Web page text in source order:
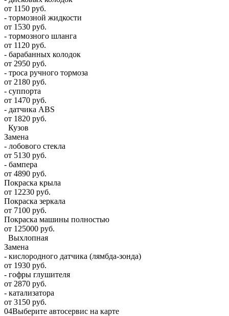
от 1150 руб.
- тормозной жидкости
от 1530 руб.
- тормозного шланга
от 1120 руб.
- барабанных колодок
от 2950 руб.
- троса ручного тормоза
от 2180 руб.
- суппорта
от 1470 руб.
- датчика ABS
от 1820 руб.
Кузов
Замена
- лобового стекла
от 5130 руб.
- бампера
от 4890 руб.
Покраска крыла
от 12230 руб.
Покраска зеркала
от 7100 руб.
Покраска машины полностью
от 125000 руб.
Выхлопная
Замена
- кислородного датчика (лямбда-зонда)
от 1930 руб.
- гофры глушителя
от 2870 руб.
- катализатора
от 3150 руб.
04Выберите автосервис на карте